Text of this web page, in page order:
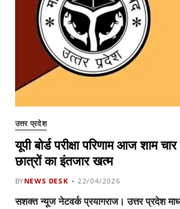
उत्तर प्रदेश
यूपी बोर्ड परीक्षा परिणाम आज शाम
छात्रों का इंतजार खत्म
BYNEWS DESK 22/04/2026
सशक्त न्यूज नेटवर्क प्रयागराज। उत्तर प्रदेश